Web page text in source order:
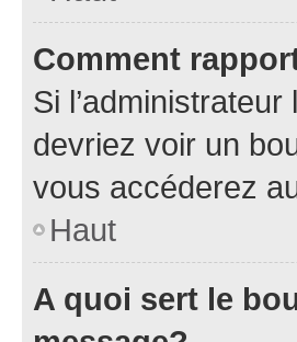
Comment
Si
devriez voir un
vous accéderez
Haut
A quoi sert le